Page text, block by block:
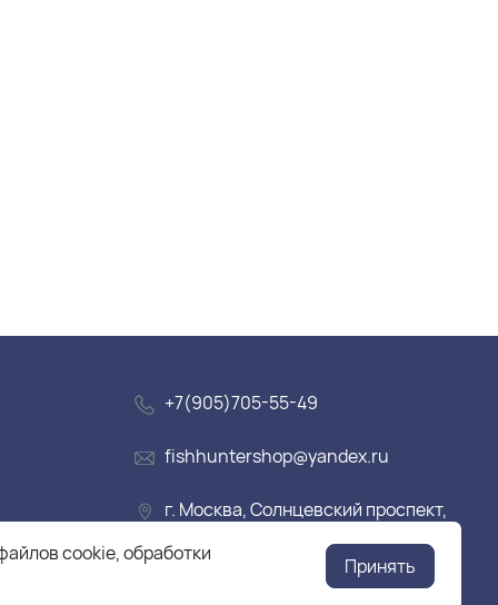
+7(905)705-55-49
fishhuntershop@yandex.ru
г. Москва, Солнцевский проспект,
cookie, обработки
Принять